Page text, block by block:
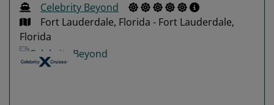
Celebrity Beyond
Fort Lauderdale, Florida - Fort Lauderdale,
Florida